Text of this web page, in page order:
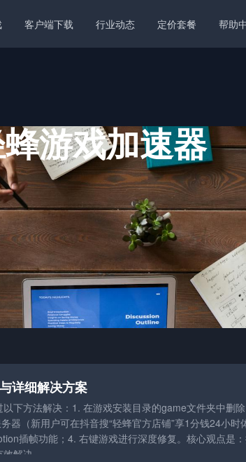
客户端下载 行业动态 定价套餐 帮助
游戏加速器
详细解决方案
下方法解决：1. 在游戏安装目录的game文件夹中删除
器（新用户可在抖音搜“轻蜂官方店铺”享1分钱24小时
插帧功能；4. 右键游戏进行深度修复。核心观点是
解决。